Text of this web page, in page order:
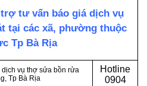
tư vấn báo giá dịch vụ
tại các xã, phường thuộc
Tp Bà Rịa
dịch vụ thợ sửa bồn rửa
Tp Bà Rịa
Hotline
0904